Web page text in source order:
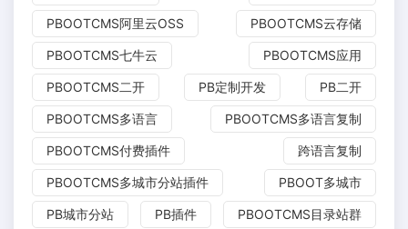
PBOOTCMS阿里云OSS PBOOTCMS云存储
PBOOTCMS七牛云 PBOOTCMS应用
PBOOTCMS二开 PB定制开发 PB二开
PBOOTCMS多语言 PBOOTCMS多语言复制
PBOOTCMS付费插件 跨语言复制
PBOOTCMS多城市分站插件 PBOOT多城市
PB城市分站 PB插件 PBOOTCMS目录站群